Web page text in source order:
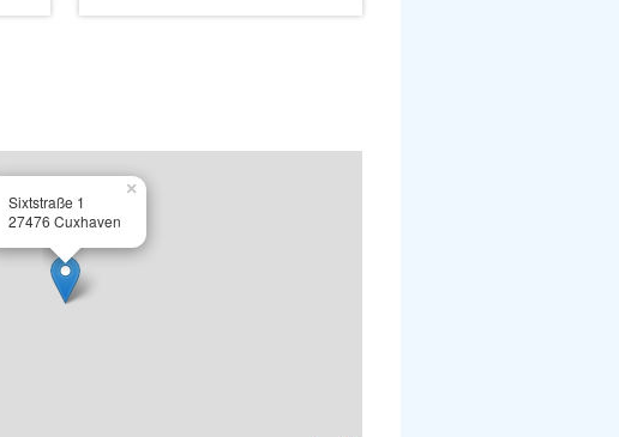
Sixtstraße 1
27476 Cuxhaven
×